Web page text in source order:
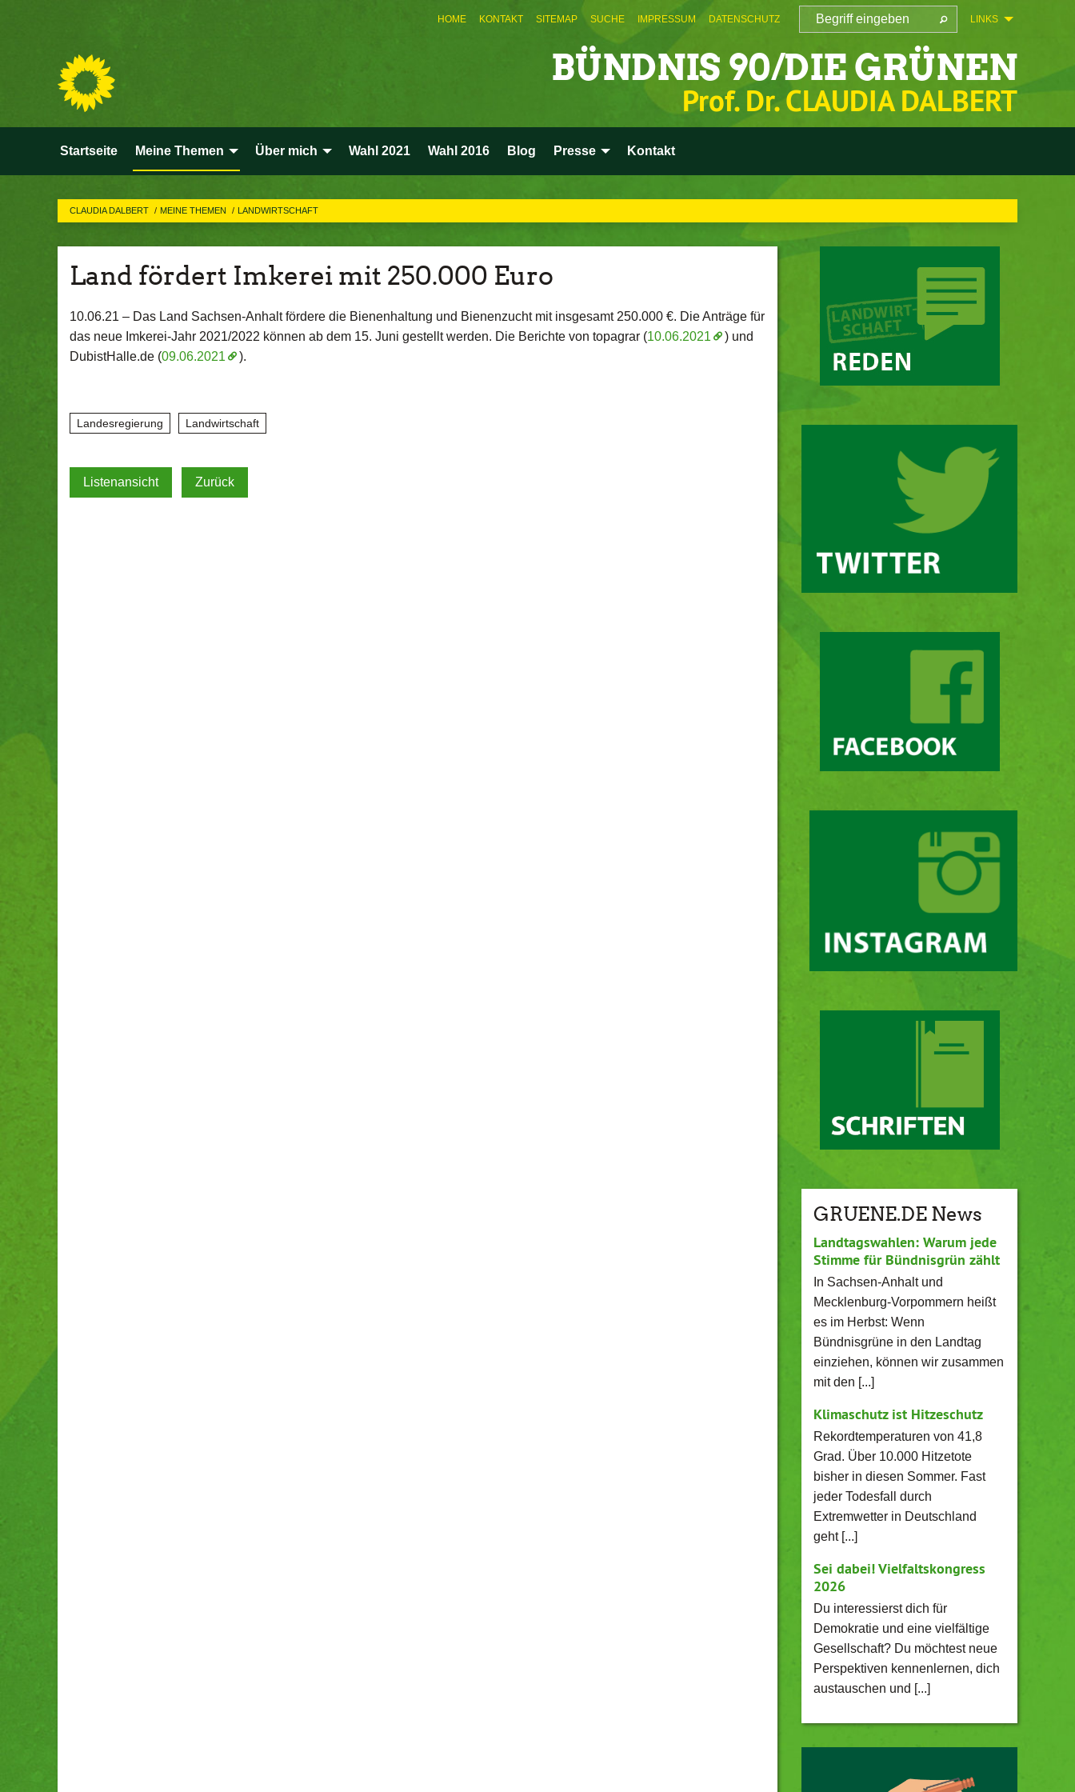
LINKS
HOME KONTAKT SITEMAP SUCHE IMPRESSUM DATENSCHUTZ
BÜNDNIS 90/DIE GRÜNEN
Prof. Dr. CLAUDIA DALBERT
Startseite Meine Themen Über mich Wahl 2021 Wahl 2016 Blog Presse Kontakt
CLAUDIA DALBERT MEINE THEMEN LANDWIRTSCHAFT
Land fördert Imkerei mit 250.000 Euro
10.06.21 – Das Land Sachsen-Anhalt fördere die Bienenhaltung und Bienenzucht mit insgesamt 250.000 €. Die Anträge für
das neue Imkerei-Jahr 2021/2022 können ab dem 15. Juni gestellt werden. Die Berichte von topagrar (10.06.2021
) und
DubistHalle.de (09.06.2021 ).
Landesregierung Landwirtschaft
Listenansicht Zurück
GRUENE.DE News
Landtagswahlen: Warum jede
Stimme für Bündnisgrün zählt
In Sachsen-Anhalt und
Mecklenburg-Vorpommern heißt
es im Herbst: Wenn
Bündnisgrüne in den Landtag
einziehen, können wir zusammen
mit den [...]
Klimaschutz ist Hitzeschutz
Rekordtemperaturen von 41,8
Grad. Über 10.000 Hitzetote
bisher in diesen Sommer. Fast
jeder Todesfall durch
Extremwetter in Deutschland
geht [...]
Sei dabei! Vielfaltskongress
2026
Du interessierst dich für
Demokratie und eine vielfältige
Gesellschaft? Du möchtest neue
Perspektiven kennenlernen, dich
austauschen und [...]